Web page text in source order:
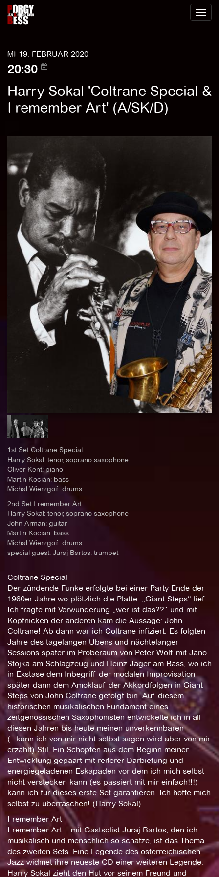
Toggle
MI 19. FEBRUAR 2020
20:30
Harry Sokal 'Coltrane Special &
I remember Art' (A/SK/D)
1st Set Coltrane Special
Harry Sokal: tenor, soprano saxophone
Oliver Kent: piano
Martin Kocián: bass
Michał Wierzgoń: drums
2nd Set I remember Art
Harry Sokal: tenor, soprano saxophone
John Arman: guitar
Martin Kocián: bass
Michał Wierzgoń: drums
special guest: Juraj Bartos: trumpet
Coltrane Special
Der zündende Funke erfolgte bei einer Party Ende der
1960er Jahre wo plötzlich die Platte. „Giant Steps“ lief.
Ich fragte mit Verwunderung „wer ist das??“ und mit
Kopfnicken der anderen kam die Aussage: John
Coltrane! Ab dann war ich Coltrane infiziert. Es folgten
Jahre des tagelangen Übens und nächtelanger
Sessions später im Proberaum von Peter Wolf mit Jano
Stojka am Schlagzeug und Heinz Jäger am Bass, wo ich
in Exstase dem Inbegriff der modalen Improvisation –
später dann dem Amoklauf der Akkordfolgen in Giant
Steps von John Coltrane gefolgt bin. Auf diesem
historischen musikalischen Fundament eines
zeitgenössischen Saxophonisten entwickelte ich in all
diesen Jahren bis heute meinen unverkennbaren
(...kann ich von mir nicht selbst sagen wird aber von mir
erzählt) Stil. Ein Schöpfen aus dem Beginn meiner
Entwicklung gepaart mit reiferer Darbietung und
energiegeladenen Eskapaden vor dem ich mich selbst
nicht verstecken kann (es passiert mit mir einfach!!!)
kann ich für dieses erste Set garantieren. Ich hoffe mich
selbst zu überraschen! (Harry Sokal)
I remember Art
I remember Art – mit Gastsolist Juraj Bartos, den ich
musikalisch und menschlich so schätze, ist das Thema
des zweiten Sets. Eine Legende des österreichischen
Jazz widmet ihre neueste CD einer weiteren Legende:
Harry Sokal zieht den Hut vor seinem Freund und